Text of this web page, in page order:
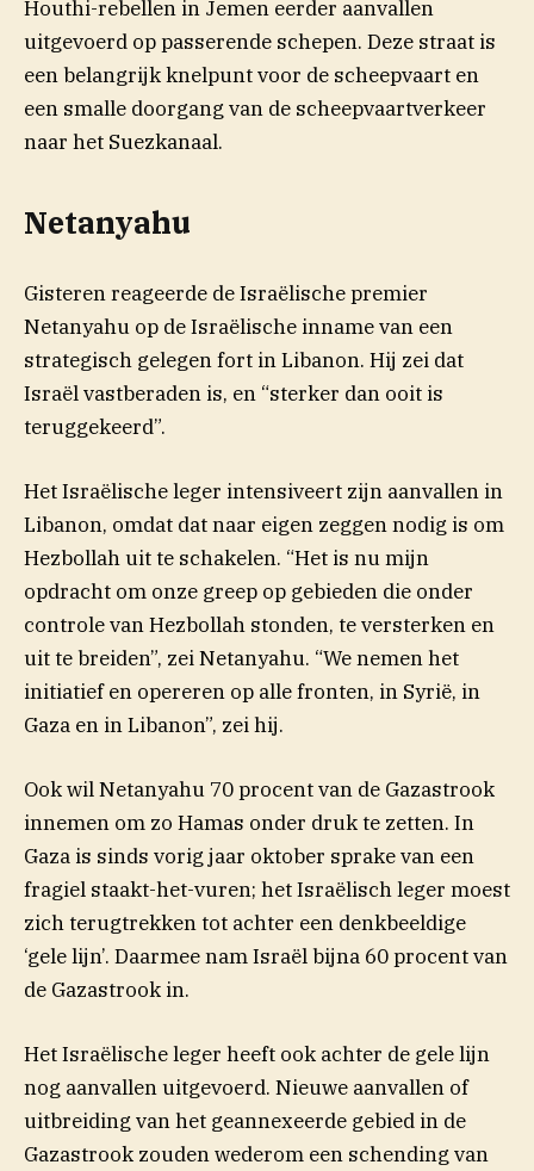
Houthi-rebellen in Jemen eerder aanvallen
uitgevoerd op passerende schepen. Deze straat is
een belangrijk knelpunt voor de scheepvaart en
een smalle doorgang van de scheepvaartverkeer
naar het Suezkanaal.
Netanyahu
Gisteren reageerde de Israëlische premier
Netanyahu op de Israëlische inname van een
strategisch gelegen fort in Libanon. Hij zei dat
Israël vastberaden is, en “sterker dan ooit is
teruggekeerd”.
Het Israëlische leger intensiveert zijn aanvallen in
Libanon, omdat dat naar eigen zeggen nodig is om
Hezbollah uit te schakelen. “Het is nu mijn
opdracht om onze greep op gebieden die onder
controle van Hezbollah stonden, te versterken en
uit te breiden”, zei Netanyahu. “We nemen het
initiatief en opereren op alle fronten, in Syrië, in
Gaza en in Libanon”, zei hij.
Ook wil Netanyahu 70 procent van de Gazastrook
innemen om zo Hamas onder druk te zetten. In
Gaza is sinds vorig jaar oktober sprake van een
fragiel staakt-het-vuren; het Israëlisch leger moest
zich terugtrekken tot achter een denkbeeldige
‘gele lijn’. Daarmee nam Israël bijna 60 procent van
de Gazastrook in.
Het Israëlische leger heeft ook achter de gele lijn
nog aanvallen uitgevoerd. Nieuwe aanvallen of
uitbreiding van het geannexeerde gebied in de
Gazastrook zouden wederom een schending van